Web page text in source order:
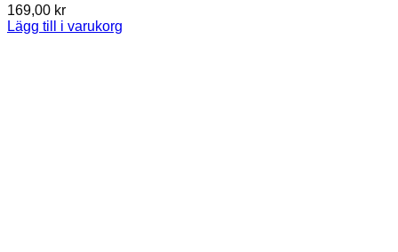
169,00 kr
Lägg till i varukorg